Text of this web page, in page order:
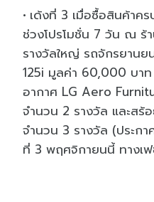
เด้งที่ 3 เมื่อซื้อสินค้าค
ช่วงโปรโมชั่น 7 วัน ณ ร้า
รางวัลใหญ่ รถจักรยานย
125i มูลค่า 60,000 บา
อากาศ LG Aero
จำนวน 2 รางวัล และสร้
จำนวน 3 รางวัล (ประก
ที่ 3 พฤศจิกายนนี้ ทางเ